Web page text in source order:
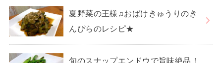
夏野菜の王様♫おばけきゅうりのき
んぴらのレシピ★
旬のスナップエンドウで旨味絶品！